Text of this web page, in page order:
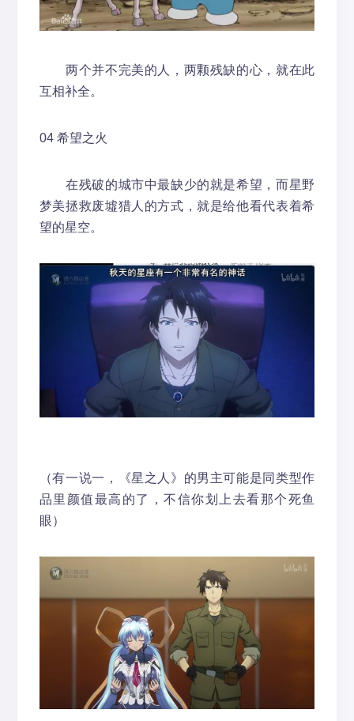
两个并不完美的人，两颗残缺的心，就在此
互相补全。
04 希望之火
在残破的城市中最缺少的就是希望，而星野
梦美拯救废墟猎人的方式，就是给他看代表着希
望的星空。
（有一说一，《星之人》的男主可能是同类型作
品里颜值最高的了，不信你划上去看那个死鱼
眼）